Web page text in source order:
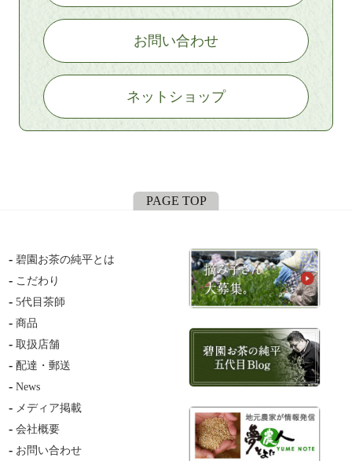
お問い合わせ
ネットショップ
PAGE TOP
碧園お茶の純平とは
こだわり
5代目茶師
商品
取扱店舗
配達・郵送
News
メディア掲載
会社概要
お問い合わせ